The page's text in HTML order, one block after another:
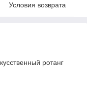
Условия возврата
ротанг